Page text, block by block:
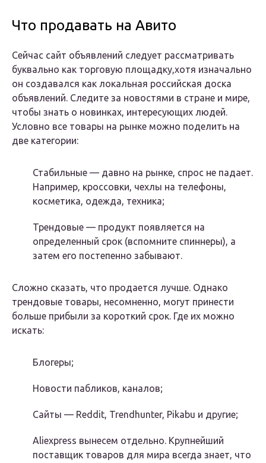
Что продавать на Авито
Сейчас сайт объявлений следует рассматривать
буквально как торговую площадку,хотя изначально
он создавался как локальная российская доска
объявлений. Следите за новостями в стране и мире,
чтобы знать о новинках, интересующих людей.
Условно все товары на рынке можно поделить на
две категории:
Стабильные — давно на рынке, спрос не падает.
Например, кроссовки, чехлы на телефоны,
косметика, одежда, техника;
Трендовые — продукт появляется на
определенный срок (вспомните спиннеры), а
затем его постепенно забывают.
Сложно сказать, что продается лучше. Однако
трендовые товары, несомненно, могут принести
больше прибыли за короткий срок. Где их можно
искать:
Блогеры;
Новости пабликов, каналов;
Сайты — Reddit, Trendhunter, Pikabu и другие;
Aliexpress вынесем отдельно. Крупнейший
поставщик товаров для мира всегда знает, что